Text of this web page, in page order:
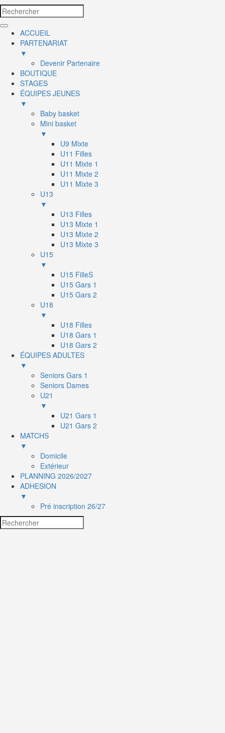
ACCUEIL
PARTENARIAT
▼
Devenir Partenaire
BOUTIQUE
STAGES
ÉQUIPES JEUNES
▼
Baby basket
Mini basket
▼
U9 Mixte
U11 Filles
U11 Mixte 1
U11 Mixte 2
U11 Mixte 3
U13
▼
U13 Filles
U13 Mixte 1
U13 Mixte 2
U13 Mixte 3
U15
▼
U15 FilleS
U15 Gars 1
U15 Gars 2
U18
▼
U18 Filles
U18 Gars 1
U18 Gars 2
ÉQUIPES ADULTES
▼
Seniors Gars 1
Seniors Dames
U21
▼
U21 Gars 1
U21 Gars 2
MATCHS
▼
Domicile
Extérieur
PLANNING 2026/2027
ADHESION
▼
Pré inscription 26/27